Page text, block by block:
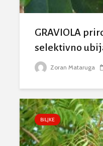
GRAVIOLA
selektivno
Zoran Mataruga
BILJKE